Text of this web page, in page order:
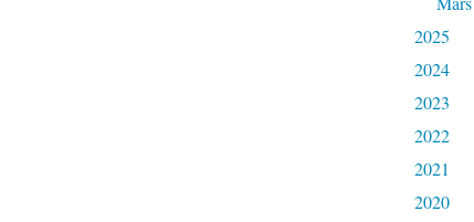
2025
2024
2023
2022
2021
2020